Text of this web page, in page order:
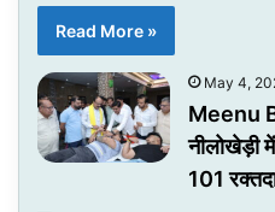
Read More »
May 4,
Meenu
नीलोखेड़ी
101